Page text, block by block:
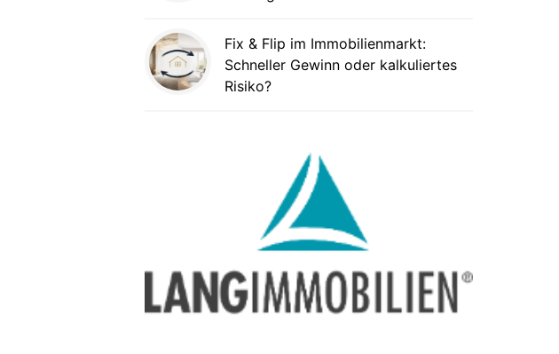
Fix & Flip im Immobilienmarkt:
Schneller Gewinn oder kalkuliertes
Risiko?